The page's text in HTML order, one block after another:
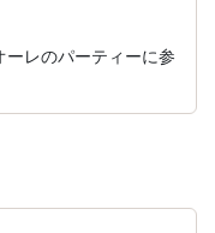
レのパーティーに参